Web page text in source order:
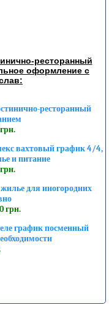
ресторанный
оформление с
ресторанный
вахтовый график 4/4,
и питание
для иногородних
грн.
график посменный